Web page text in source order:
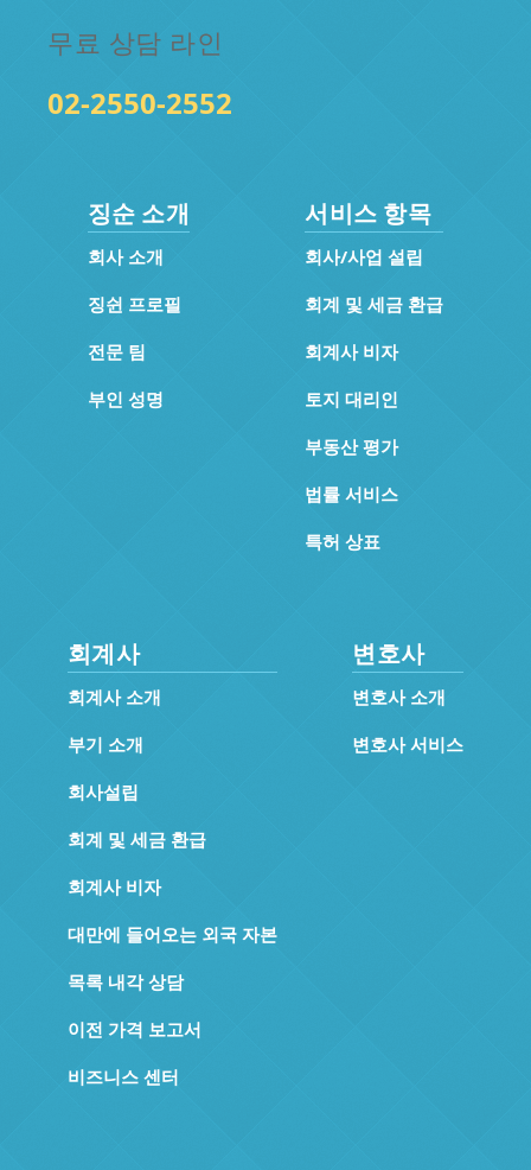
무료 상담 라인
02-2550-2552
징순 소개
회사 소개
징쉰 프로필
전문 팀
부인 성명
서비스 항목
회사/사업 설립
회계 및 세금 환급
회계사 비자
토지 대리인
부동산 평가
법률 서비스
특허 상표
회계사
회계사 소개
부기 소개
회사설립
회계 및 세금 환급
회계사 비자
대만에 들어오는 외국 자본
목록 내각 상담
이전 가격 보고서
비즈니스 센터
변호사
변호사 소개
변호사 서비스